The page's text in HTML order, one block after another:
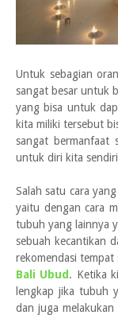
Untuk sebagian
sangat besar untuk
yang bisa untuk
kita miliki tersebut
sangat bermanfaat
untuk diri kita
Salah satu cara
yaitu dengan cara
tubuh yang lainnya
sebuah kecantikan
rekomendasi
Bali Ubud . Ketika
lengkap jika tubuh
dan juga